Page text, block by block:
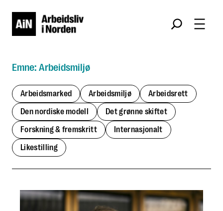
Hopp
innhold
Søk
Arbeidsmiljø
Arbeidsmarked Arbeidsmiljø
Arbeidsrett
Den nordiske modell
Det grønne skiftet
Forskning & fremskritt
Internasjonalt
Likestilling